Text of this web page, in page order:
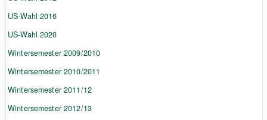
US-Wahl 2016
US-Wahl 2020
Wintersemester 2009/2010
Wintersemester 2010/2011
Wintersemester 2011/12
Wintersemester 2012/13